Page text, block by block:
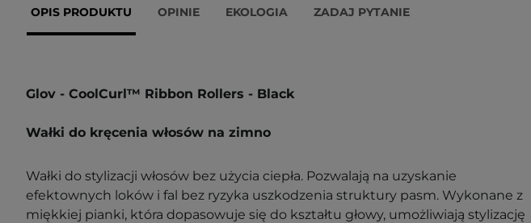
OPIS PRODUKTU OPINIE EKOLOGIA ZADAJ PYTANIE
Glov - CoolCurl™ Ribbon Rollers - Black
Wałki do kręcenia włosów na zimno
Wałki do stylizacji włosów bez użycia ciepła. Pozwalają na uzyskanie
efektownych loków i fal bez ryzyka uszkodzenia struktury pasm. Wykonane z
miękkiej pianki, która dopasowuje się do kształtu głowy, umożliwiają stylizację